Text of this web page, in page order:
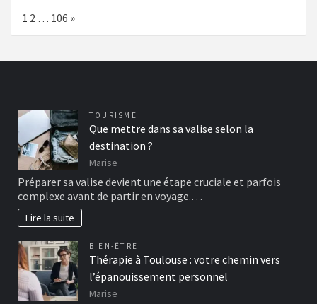
Page:
1 2 … 106 Next
»
TOURISME
Que mettre dans sa valise selon la
destination ?
Marise
Préparer sa valise devient une étape cruciale et parfois
complexe avant de partir en voyage.…
Lire la suite
BIEN-ÊTRE
Thérapie à Toulouse : votre chemin vers
l’épanouissement personnel
Marise